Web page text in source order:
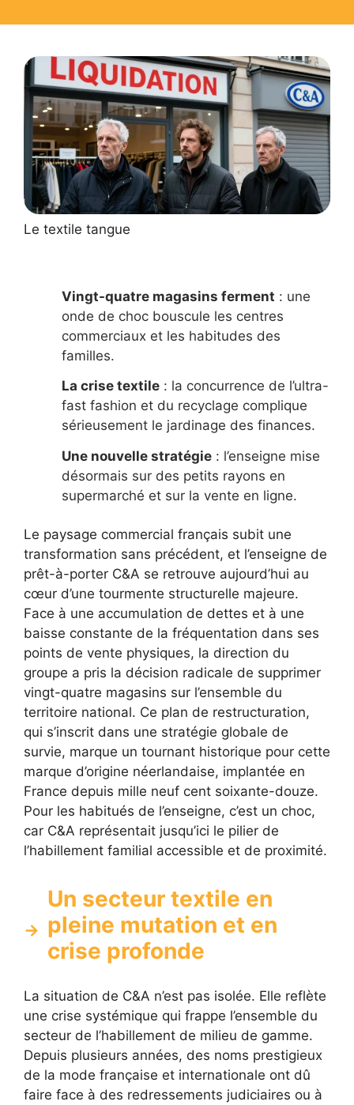
Le textile tangue
Vingt-quatre magasins ferment : une
onde de choc bouscule les centres
commerciaux et les habitudes des
familles.
La crise textile : la concurrence de l’ultra-
fast fashion et du recyclage complique
sérieusement le jardinage des finances.
Une nouvelle stratégie : l’enseigne mise
désormais sur des petits rayons en
supermarché et sur la vente en ligne.
Le paysage commercial français subit une
transformation sans précédent, et l’enseigne de
prêt-à-porter C&A se retrouve aujourd’hui au
cœur d’une tourmente structurelle majeure.
Face à une accumulation de dettes et à une
baisse constante de la fréquentation dans ses
points de vente physiques, la direction du
groupe a pris la décision radicale de supprimer
vingt-quatre magasins sur l’ensemble du
territoire national. Ce plan de restructuration,
qui s’inscrit dans une stratégie globale de
survie, marque un tournant historique pour cette
marque d’origine néerlandaise, implantée en
France depuis mille neuf cent soixante-douze.
Pour les habitués de l’enseigne, c’est un choc,
car C&A représentait jusqu’ici le pilier de
l’habillement familial accessible et de proximité.
Un secteur textile en
pleine mutation et en
crise profonde
La situation de C&A n’est pas isolée. Elle reflète
une crise systémique qui frappe l’ensemble du
secteur de l’habillement de milieu de gamme.
Depuis plusieurs années, des noms prestigieux
de la mode française et internationale ont dû
faire face à des redressements judiciaires ou à